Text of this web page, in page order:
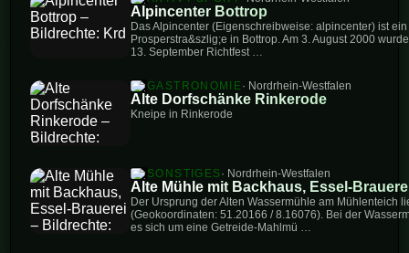
Alpincenter Bottrop
Das Alpincenter (Eigenschreibweise: alpincenter) ist
Prosperstra&szlig;e in Bottrop. Am 3. August 2000
13. September Richtfest …
GASTRONOMIE · Nordrhein-Westfalen
Alte Dorfschänke Rinkerode
Kneipe in Rinkerode
SONSTIGES· Nordrhein-Westfalen
Alte Mühle mit Backhaus, Essel-
Der Ursprung der Alten Wassermühle am Mühlenteich
(Geokoordinaten: 51.20166 / 8.16076). Bei der
es sich um eine Getreide-Mahlmü …